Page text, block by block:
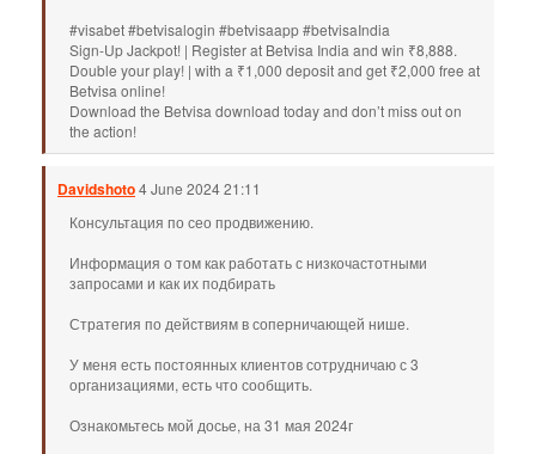
#visabet #betvisalogin #betvisaapp #betvisaIndia
Sign-Up Jackpot! | Register at Betvisa India and win ₹8,888.
Double your play! | with a ₹1,000 deposit and get ₹2,000 free at
Betvisa online!
Download the Betvisa download today and don’t miss out on
the action!
Davidshoto4 June 2024 21:11
Консультация по сео продвижению.
Информация о том как работать с низкочастотными
запросами и как их подбирать
Стратегия по действиям в соперничающей нише.
У меня есть постоянных клиентов сотрудничаю с 3
организациями, есть что сообщить.
Ознакомьтесь мой досье, на 31 мая 2024г